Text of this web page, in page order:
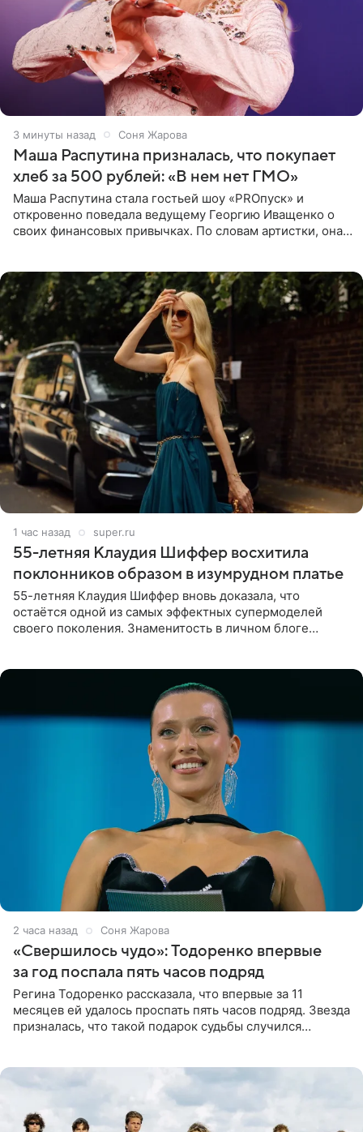
3 минуты назад Соня Жарова
Маша Распутина призналась, что покупает
хлеб за 500 рублей: «В нем нет ГМО»
Маша Распутина стала гостьей шоу «PROпуск» и
откровенно поведала ведущему Георгию Иващенко о
своих финансовых привычках. По словам артистки, она
1 час назад super.ru
55-летняя Клаудия Шиффер восхитила
поклонников образом в изумрудном платье
55-летняя Клаудия Шиффер вновь доказала, что
остаётся одной из самых эффектных супермоделей
своего поколения. Знаменитость в личном блоге
2 часа назад Соня Жарова
«Свершилось чудо»: Тодоренко впервые
за год поспала пять часов подряд
Регина Тодоренко рассказала, что впервые за 11
месяцев ей удалось проспать пять часов подряд. Звезда
призналась, что такой подарок судьбы случился